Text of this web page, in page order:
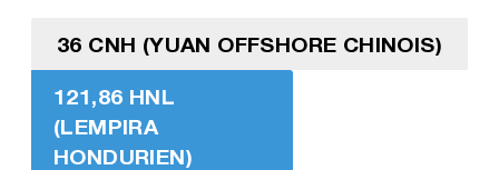
36 CNH (YUAN OFFSHORE CHINOIS)
121,86 HNL
(LEMPIRA
HONDURIEN)